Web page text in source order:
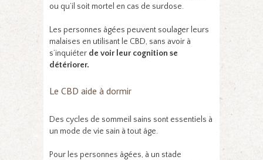
ou qu’il soit mortel en cas de surdose.
Les personnes âgées peuvent soulager leurs
malaises en utilisant le CBD, sans avoir à
s’inquiéter de voir leur cognition se
détériorer.
Le CBD aide à dormir
Des cycles de sommeil sains sont essentiels à
un mode de vie sain à tout âge.
Pour les personnes âgées, à un stade